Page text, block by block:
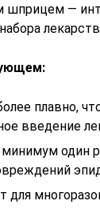
—
плавно,
введение
один